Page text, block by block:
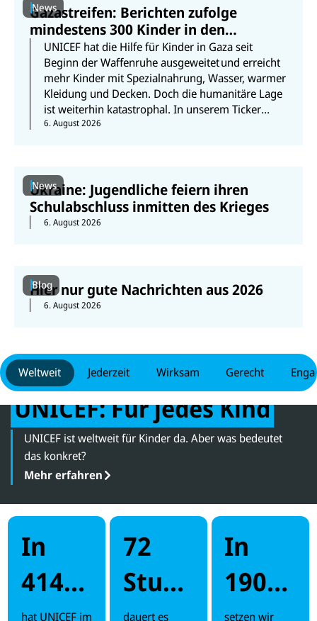
News
Gazastreifen: Berichten zufolge
mindestens 300 Kinder in den
vergangenen 300 Tagen getötet
UNICEF hat die Hilfe für Kinder in Gaza seit
Beginn der Waffenruhe ausgeweitet und erreicht
mehr Kinder mit Spezialnahrung, Wasser, warmer
Kleidung und Decken. Doch die humanitäre Lage
ist weiterhin katastrophal. In unserem Ticker
erfahren Sie mehr zur aktuellen Lage der Kinder.
6. August 2026
News
Ukraine: Jugendliche feiern ihren
Schulabschluss inmitten des Krieges
6. August 2026
Blog
Hier nur gute Nachrichten aus 2026
6. August 2026
Weltweit Jederzeit Wirksam Gerecht
UNICEF: Für jedes Kind
UNICEF ist weltweit für Kinder da. Aber was bedeutet
das konkret?
Mehr erfahren
In
414
hat UNICEF im
72
Stund
dauert es
In
190
setzen wir